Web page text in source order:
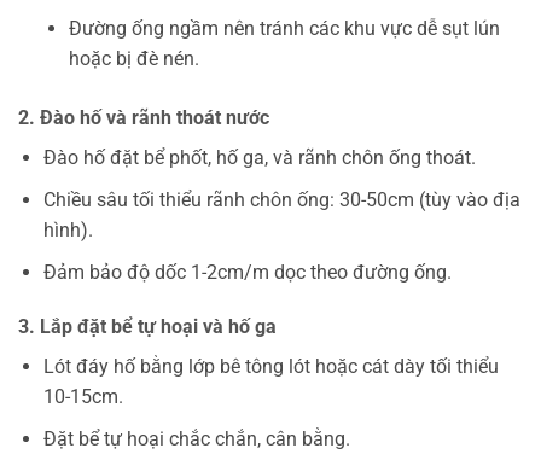
Đường ống ngầm nên tránh các khu vực dễ sụt lún
hoặc bị đè nén.
2. Đào hố và rãnh thoát nước
Đào hố đặt bể phốt, hố ga, và rãnh chôn ống thoát.
Chiều sâu tối thiểu rãnh chôn ống: 30-50cm (tùy vào địa
hình).
Đảm bảo độ dốc 1-2cm/m dọc theo đường ống.
3. Lắp đặt bể tự hoại và hố ga
Lót đáy hố bằng lớp bê tông lót hoặc cát dày tối thiểu
10-15cm.
Đặt bể tự hoại chắc chắn, cân bằng.